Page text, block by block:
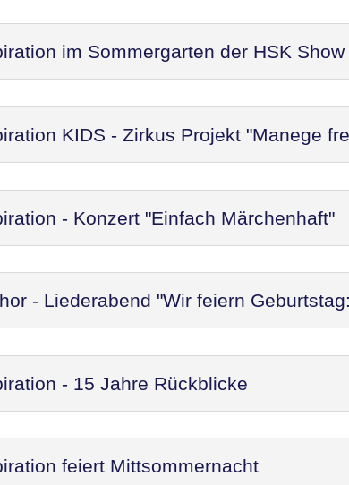
im Sommergarten der HSK Show
KIDS - Zirkus Projekt "Manege
- Konzert "Einfach Märchenhaft"
- Liederabend "Wir feiern
- 15 Jahre Rückblicke
feiert Mittsommernacht